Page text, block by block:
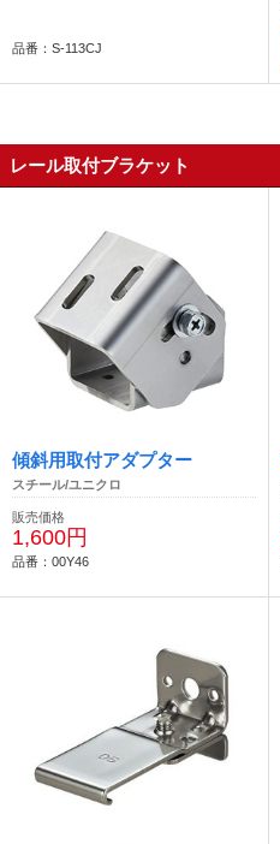
品番：S-113CJ
レール取付ブラケット
傾斜用取付アダプター
スチール/ユニクロ
販売価格
1,600円
品番：00Y46